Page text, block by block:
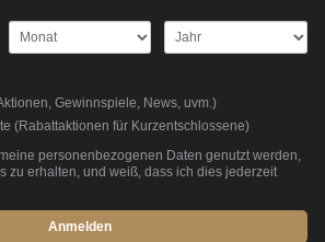
Gewinnspiele, News, uvm.)
(Rabattaktionen für Kurzentschlossene)
personenbezogenen Daten genutzt werden,
zu erhalten, und weiß, dass ich dies jederzeit
Anmelden